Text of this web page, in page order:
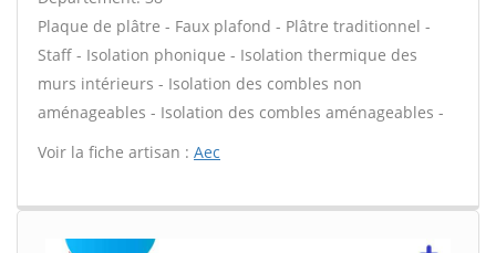
Plaque de plâtre - Faux plafond - Plâtre traditionnel -
Staff - Isolation phonique - Isolation thermique des
murs intérieurs - Isolation des combles non
aménageables - Isolation des combles aménageables -
Voir la fiche artisan : Aec